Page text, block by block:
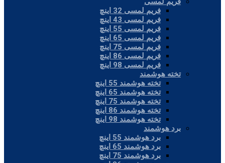
فریم لمسی 32 اینچ
فریم لمسی 43 اینچ
فریم لمسی 55 اینچ
فریم لمسی 65 اینچ
فریم لمسی 75 اینچ
فریم لمسی 86 اینچ
فریم لمسی 98 اینچ
تخته هوشمند
تخته هوشمند 55 اینچ
تخته هوشمند 65 اینچ
تخته هوشمند 75 اینچ
تخته هوشمند 86 اینچ
تخته هوشمند 98 اینچ
برد هوشمند
برد هوشمند 55 اینچ
برد هوشمند 65 اینچ
برد هوشمند 75 اینچ